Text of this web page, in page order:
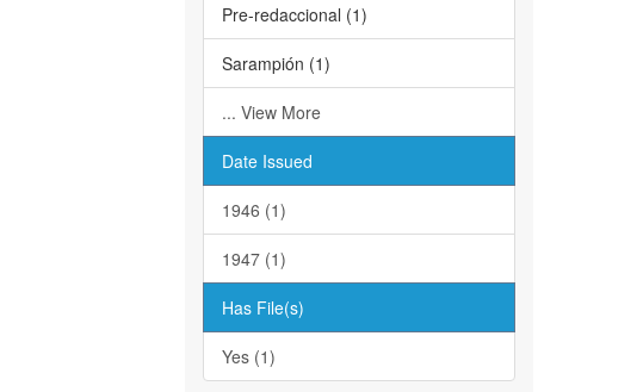
Pre-redaccional (1)
Sarampión (1)
... View More
Date Issued
1946 (1)
1947 (1)
Has File(s)
Yes (1)